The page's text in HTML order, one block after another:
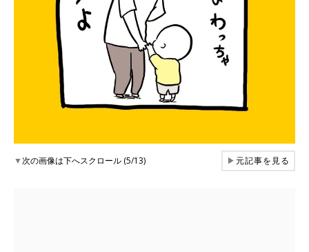
▼次の画像は下へスクロール (5/13) ▶元記事を見る